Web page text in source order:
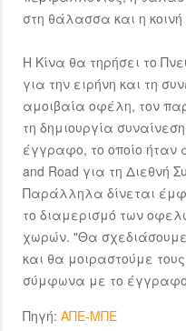
στη θάλασσα και η
Η Κίνα θα τηρήσει το
για την ειρήνη και τη
αμοιβαία οφέλη, τον
τη δημιουργία
έγγραφο, το οποίο
and Road για τη Διεθνή
Παράλληλα δίνεται
το διαμερισμό των
χωρών. "Θα
και θα μοιραστούμε
σύμφωνα με το
Πηγή: ΑΠΕ-ΜΠΕ